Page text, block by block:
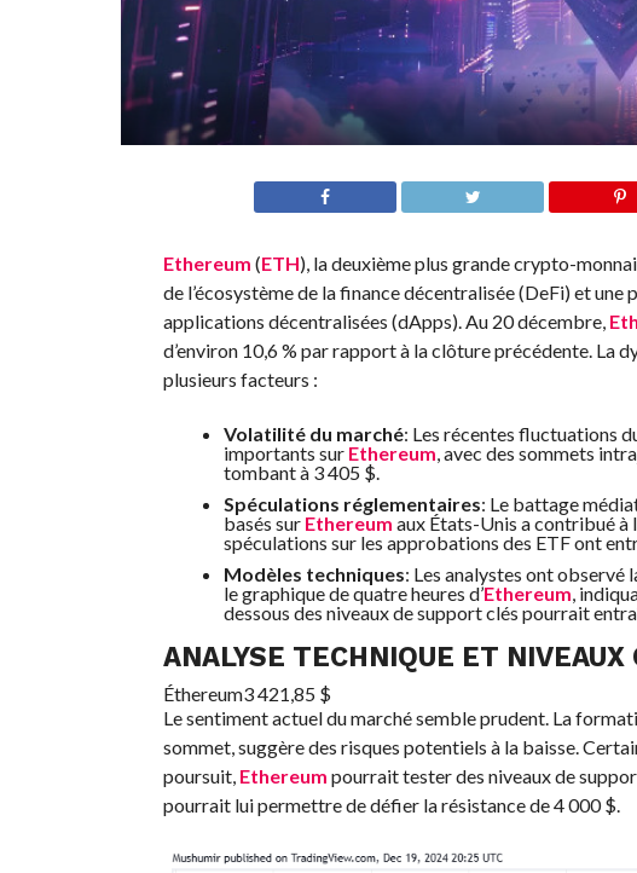
Ethereum (ETH), la deuxième plus grande crypto-
de l’écosystème de la finance décentralisée (DeFi) et
applications décentralisées (dApps). Au 20 décembre,
d’environ 10,6 % par rapport à la clôture précédente. La
plusieurs facteurs :
Volatilité du marché: Les récentes fluctuations
importants sur Ethereum, avec des sommets
tombant à 3 405 $.
Spéculations réglementaires: Le battage
basés sur Ethereum aux États-Unis a contribué à
spéculations sur les approbations des ETF ont
Modèles techniques: Les analystes ont observé
le graphique de quatre heures d’Ethereum,
dessous des niveaux de support clés pourrait
ANALYSE TECHNIQUE ET NIVEAUX
Éthereum3 421,85 $
Le sentiment actuel du marché semble prudent. La
sommet, suggère des risques potentiels à la baisse.
poursuit, Ethereum pourrait tester des niveaux de
pourrait lui permettre de défier la résistance de 4 000 $.